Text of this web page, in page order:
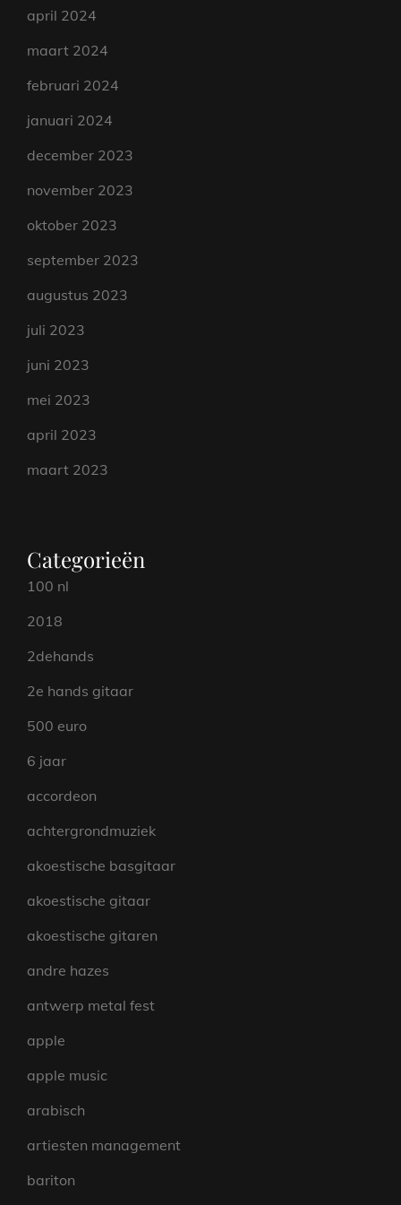
april 2024
maart 2024
februari 2024
januari 2024
december 2023
november 2023
oktober 2023
september 2023
augustus 2023
juli 2023
juni 2023
mei 2023
april 2023
maart 2023
Categorieën
100 nl
2018
2dehands
2e hands gitaar
500 euro
6 jaar
accordeon
achtergrondmuziek
akoestische basgitaar
akoestische gitaar
akoestische gitaren
andre hazes
antwerp metal fest
apple
apple music
arabisch
artiesten management
bariton